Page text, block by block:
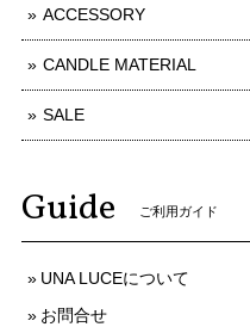
ACCESSORY
CANDLE MATERIAL
SALE
Guide ご利用ガイド
UNA LUCEについて
お問合せ